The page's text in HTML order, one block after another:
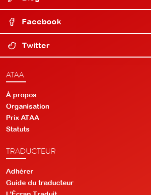
Facebook
Twitter
ATAA
À propos
Organisation
Prix ATAA
Statuts
TRADUCTEUR
Adhérer
Guide du traducteur